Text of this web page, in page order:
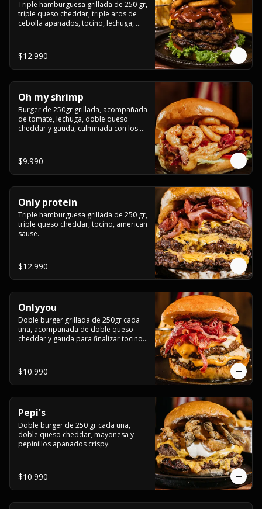
Triple hamburguesa grillada de 250 gr,
triple queso cheddar, triple aros de
cebolla apanados, tocino, lechuga,
jalapeños de texas.
$12.990
Oh my shrimp
Burger de 250gr grillada, acompañada
de tomate, lechuga, doble queso
cheddar y gauda, culminada con los
$9.990
Only protein
Triple hamburguesa grillada de 250 gr,
triple queso cheddar, tocino, american
sause.
$12.990
Onlyyou
Doble burger grillada de 250gr cada
una, acompañada de doble queso
cheddar y gauda para finalizar tocino
$10.990
Pepi's
Doble burger de 250 gr cada una,
doble queso cheddar, mayonesa y
pepinillos apanados crispy.
$10.990